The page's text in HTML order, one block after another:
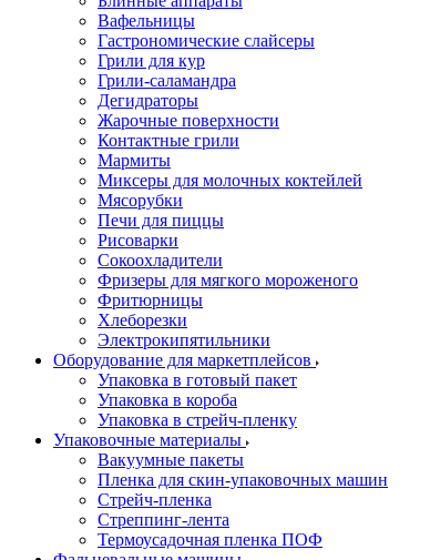
Вафельницы
Гастрономические слайсеры
Грили для кур
Грили-саламандра
Дегидраторы
Жарочные поверхности
Контактные грили
Мармиты
Миксеры для молочных коктейлей
Мясорубки
Печи для пиццы
Рисоварки
Сокоохладители
Фризеры для мягкого мороженого
Фритюрницы
Хлеборезки
Электрокипятильники
Оборудование для маркетплейсов
Упаковка в готовый пакет
Упаковка в короба
Упаковка в стрейч-пленку
Упаковочные материалы
Вакуумные пакеты
Пленка для скин-упаковочных машин
Стрейч-пленка
Стреппинг-лента
Термоусадочная пленка ПОФ